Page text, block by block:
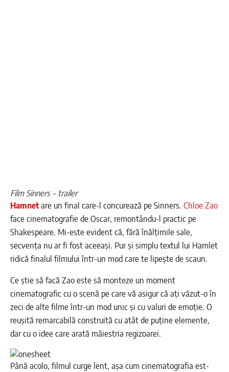
Film Sinners – trailer
Hamnetare un final care-l concurează pe Sinners. Chloe Zao
face cinematografie de Oscar, remontându-l practic pe
Shakespeare. Mi-este evident că, fără înălțimile sale,
secvența nu ar fi fost aceeași. Pur și simplu textul lui Hamlet
ridică finalul filmului într-un mod care te lipește de scaun.
Ce știe să facă Zao este să monteze un moment
cinematografic cu o scenă pe care vă asigur că ați văzut-o în
zeci de alte filme într-un mod unic și cu valuri de emoție. O
reușită remarcabilă construită cu atât de puține elemente,
dar cu o idee care arată măiestria regizoarei.
Până acolo, filmul curge lent, așa cum cinematografia est-